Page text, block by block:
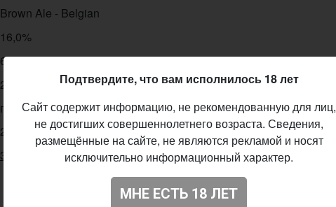
Brown Ale - Belgian
16,0%
6,3%
25 IBU
постоянный выпуск
27.07.2017
3.237
Подтвердите, что вам исполнилось 18 лет
Сайт содержит информацию, не рекомендованную для лиц,
не достигших совершеннолетнего возраста. Сведения,
размещённые на сайте, не являются рекламой и носят
исключительно информационный характер.
МНЕ ЕСТЬ 18 ЛЕТ